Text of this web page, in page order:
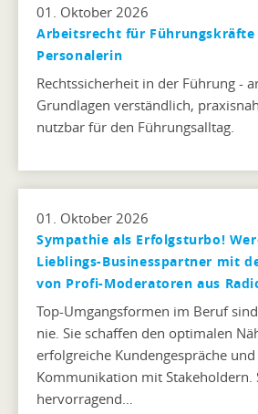
01. Oktober 2026
Arbeitsrecht für Führungskräfte
Personalerin
Rechtssicherheit in der Führung -
Grundlagen verständlich,
nutzbar für den Führungsalltag.
01. Oktober 2026
Sympathie als Erfolgsturbo!
Lieblings-Businesspartner mit
von Profi-Moderatoren aus
Top-Umgangsformen im Beruf
nie. Sie schaffen den optimalen
erfolgreiche Kundengespräche
Kommunikation mit Stakeholdern.
hervorragend…